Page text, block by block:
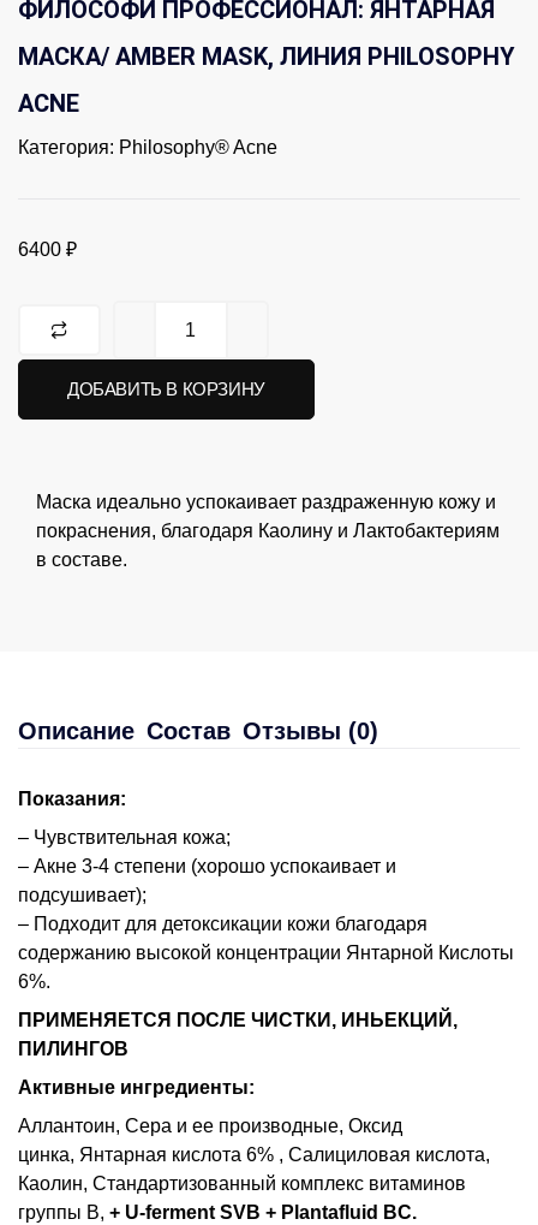
ФИЛОСОФИ ПРОФЕССИОНАЛ: ЯНТАРНАЯ
МАСКА/ AMBER MASK, ЛИНИЯ PHILOSOPHY
ACNE
Категория: Philosophy® Acne
6400 ₽
ДОБАВИТЬ В КОРЗИНУ
Маска идеально успокаивает раздраженную кожу и
покраснения, благодаря Каолину и Лактобактериям
в составе.
Описание Состав Отзывы (0)
Показания:
– Чувствительная кожа;
– Акне 3-4 степени (хорошо успокаивает и
подсушивает);
– Подходит для детоксикации кожи благодаря
содержанию высокой концентрации Янтарной Кислоты
6%.
ПРИМЕНЯЕТСЯ ПОСЛЕ ЧИСТКИ, ИНЬЕКЦИЙ,
ПИЛИНГОВ
Активные ингредиенты:
Аллантоин, Сера и ее производные, Оксид
цинка, Янтарная кислота 6% , Салициловая кислота,
Каолин, Стандартизованный комплекс витаминов
группы В, + U-ferment SVB + Plantafluid BC.